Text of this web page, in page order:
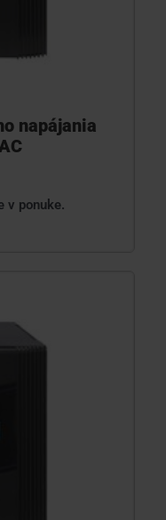
napájania
v ponuke.